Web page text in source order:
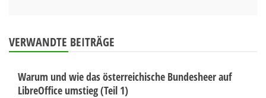
VERWANDTE BEITRÄGE
Warum und wie das österreichische Bundesheer auf
LibreOffice umstieg (Teil 1)